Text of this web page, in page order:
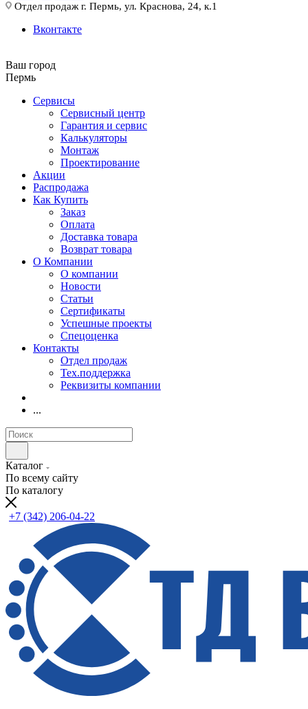
Отдел продаж г. Пермь, ул. Краснова, 24, к.1
Вконтакте
Ваш город
Пермь
Сервисы
Сервисный центр
Гарантия и сервис
Калькуляторы
Монтаж
Проектирование
Акции
Распродажа
Как Купить
Заказ
Оплата
Доставка товара
Возврат товара
О Компании
О компании
Новости
Статьи
Сертификаты
Успешные проекты
Спецоценка
Контакты
Отдел продаж
Тех.поддержка
Реквизиты компании
...
Каталог
По всему сайту
По каталогу
+7 (342) 206-04-22